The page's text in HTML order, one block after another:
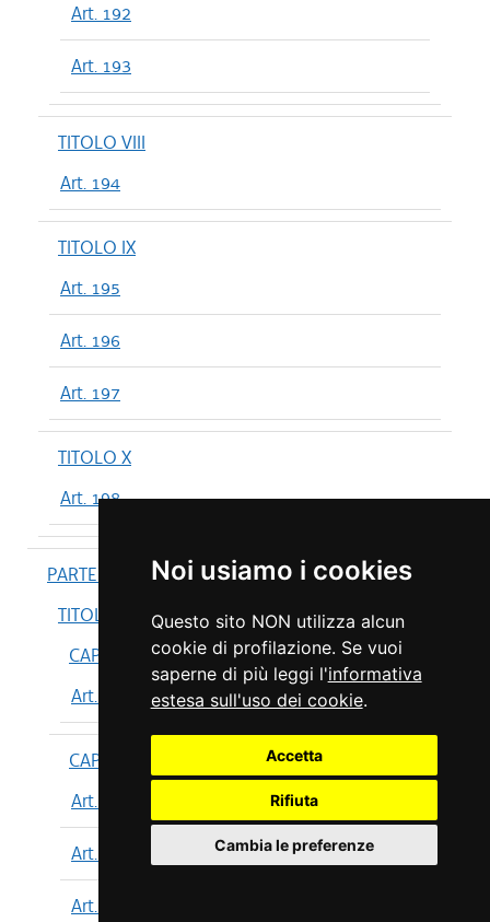
Noi usiamo i cookies
Questo sito NON utilizza alcun
cookie di profilazione. Se vuoi
saperne di più leggi l'informativa
estesa sull'uso dei cookie.
Accetta
Rifiuta
Cambia le preferenze
Art. 192
Art. 193
TITOLO VIII
Art. 194
TITOLO IX
Art. 195
Art. 196
Art. 197
TITOLO X
Art. 198
PARTE IV
TITOLO I
CAPO I
Art. 199
CAPO II
Art. 200
Art. 201
Art. 202